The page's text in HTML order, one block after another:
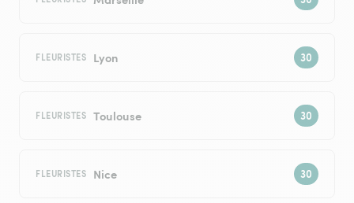
FLEURISTES Lyon
FLEURISTES Toulouse
FLEURISTES Nice